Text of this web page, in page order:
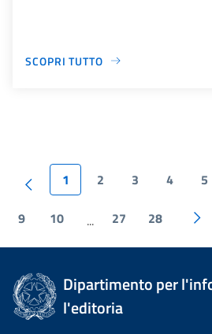
SCOPRI TUTTO
1 2 3 4 5
9 10 ... 27 28
Dipartimento per
l'editoria